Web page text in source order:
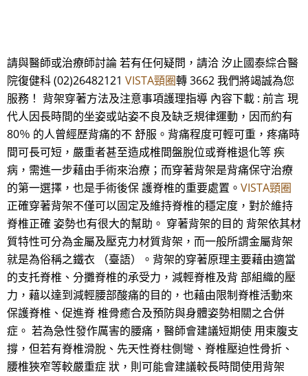
請與醫師或治療師討論 若有任何疑問，請洽 汐止國泰綜合醫
院復健科 (02)26482121 VISTA頸圈轉 3662 我們將竭誠為您
服務！ 背架穿著方法及注意事項護理指導 內容下載 : 前言 現
代人因長時間的坐姿或站姿不良及缺乏規律運動，因而約有
80％ 的人曾經歷背痛的不 舒服。背痛程度可輕可重，疼痛時
間可長可短，嚴重者甚至造成椎間盤脫位或脊椎退化等 疾
病，需進一步藉由手術來治療；而穿著背架是背痛保守治療
的第一選擇，也是手術後保 護脊椎的重要處置。 VISTA頸圈
正確穿著背架不僅可以固定及維持脊椎的穩定度，對於維持
脊椎正確 姿勢也有很大的幫助。 穿著背架的目的 背架依其材
質特性可分為金屬及壓克力材質背架，而一般所謂金屬背架
就是為俗稱之鐵衣 （臺語）。背架的穿著原理主要藉由適當
的支托脊椎、分攤脊椎的承受力，減輕脊椎及背 部組織的壓
力，藉以達到減輕腰部酸痛的目的，也藉由限制脊椎活動來
保護脊椎、促進脊 椎骨癒合及預防與身體姿勢相關之合併
症。 若為急性發作厲害的腰痛，醫師會建議短期使 用束腹支
撐，但若有脊椎滑脫、先天性脊柱側彎、脊椎壓迫性骨折、
腰椎狹窄等較嚴重症 狀，則可能會建議較長時間使用背架